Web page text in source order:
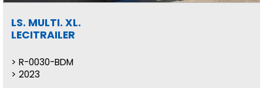
LS. MULTI. XL.
LECITRAILER
R-0030-BDM
2023